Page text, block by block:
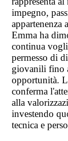
impegno,
appartenenza
Emma ha
continua
permesso di
giovanili fino
opportunità.
conferma
alla
investendo
tecnica e